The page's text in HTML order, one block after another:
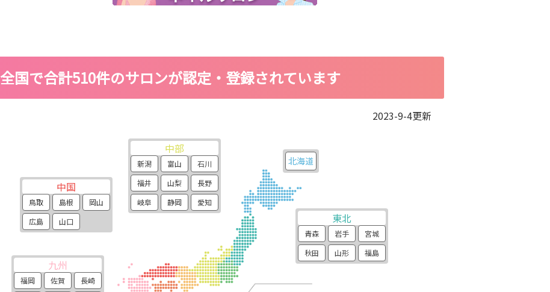
全国で合計510件のサロンが認定・登録されています
2023-9-4更新
北海道
東北
青森 岩手
宮城
秋田
山形 福島
中部
新潟 富山
石川
福井
山梨
長野
岐阜
静岡 愛知
中国
鳥取 島根
岡山
広島
山口
九州
福岡 佐賀
長崎